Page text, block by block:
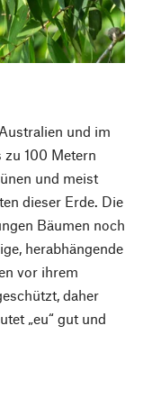
und im
100 Metern
und meist
dieser Erde. Die
Bäumen noch
herabhängende
vor ihrem
daher
„eu“ gut und